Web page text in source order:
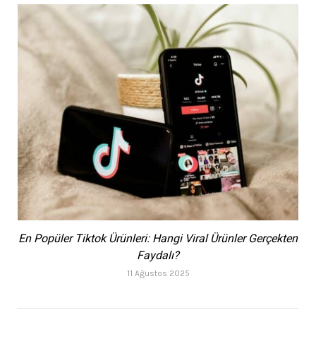
En Popüler Tiktok Ürünleri: Hangi Viral Ürünler Gerçekten
Faydalı?
11 Ağustos 2025